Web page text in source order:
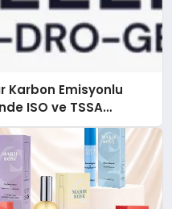
Karbon Emisyonlu
ISO ve TSSA